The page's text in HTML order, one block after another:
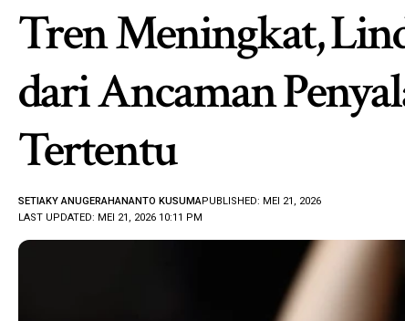
Tren Meningkat,
dari Ancaman
Tertentu
LAST UPDATED: MEI 21, 2026 10:11 PM
SETIAKY ANUGERAHANANTO KUSUMAPUBLISHED: MEI 21, 2026